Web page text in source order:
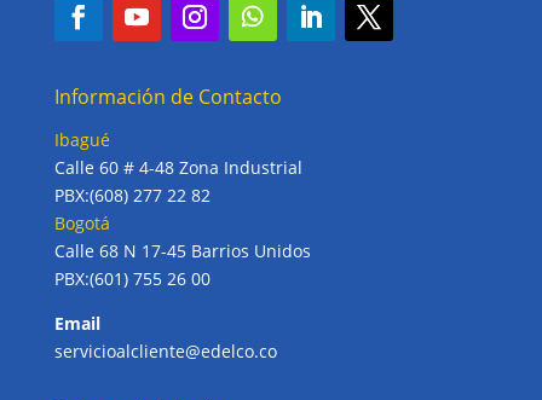
Información de Contacto
Ibagué
Calle 60 # 4-48 Zona Industrial
PBX:(608) 277 22 82
Bogotá
Calle 68 N 17-45 Barrios Unidos
PBX:(601) 755 26 00
Email
servicioalcliente@edelco.co